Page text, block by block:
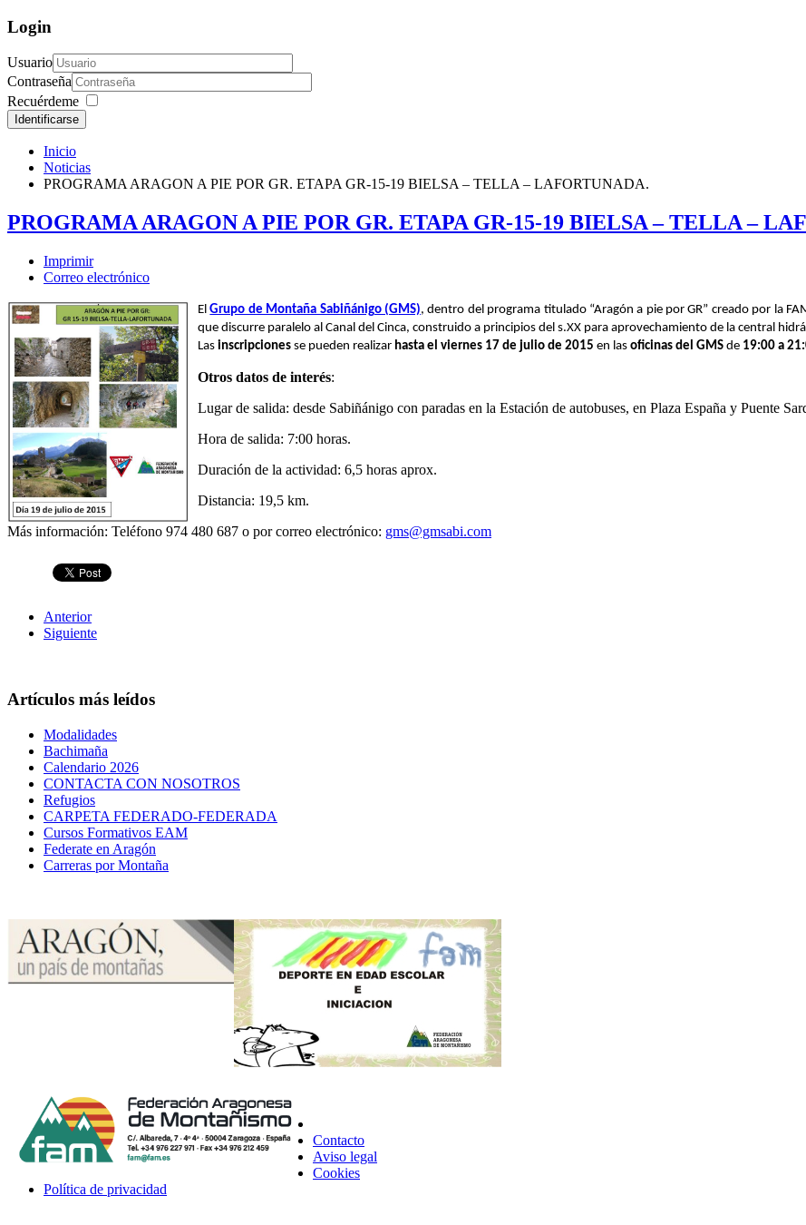
Login
Usuario
Contraseña
Recuérdeme
Identificarse
Inicio
Noticias
PROGRAMA ARAGON A PIE POR GR. ETAPA GR-15-19 BIELSA – TELLA – LAFORTUNADA.
PROGRAMA ARAGON A PIE POR GR. ETAPA GR-15-19 BIELSA – TELLA –
Imprimir
Correo electrónico
ElGrupo de Montaña Sabiñánigo (GMS), dentro del programa titulado “Aragón a pie por GR” creado por la
que discurre paralelo al Canal del Cinca, construido a principios del s.XX para aprovechamiento de la central
Las inscripciones se pueden realizar hasta el viernes 17 de julio de 2015 en las oficinas del GMS de 19:00 a
Otros datos de interés:
Lugar de salida: desde Sabiñánigo con paradas en la Estación de autobuses, en Plaza España y Puente
Hora de salida: 7:00 horas.
Duración de la actividad: 6,5 horas aprox.
Distancia: 19,5 km.
Más información: Teléfono 974 480 687 o por correo electrónico: gms@gmsabi.com
Anterior
Siguiente
Artículos más leídos
Modalidades
Bachimaña
Calendario 2026
CONTACTA CON NOSOTROS
Refugios
CARPETA FEDERADO-FEDERADA
Cursos Formativos EAM
Federate en Aragón
Carreras por Montaña
Contacto
Aviso legal
Cookies
Política de privacidad